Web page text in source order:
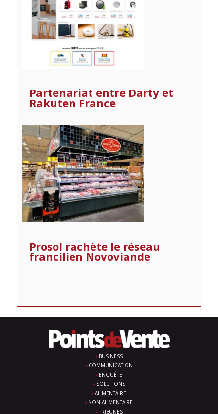
Partenariat entre Darty et
Rakuten France
Prosol rachète le réseau
francilien Novoviande
BUSINESS
COMMUNICATION
ENQUÊTE
SOLUTIONS
ALIMENTAIRE
NON ALIMENTAIRE
TRIBUNES